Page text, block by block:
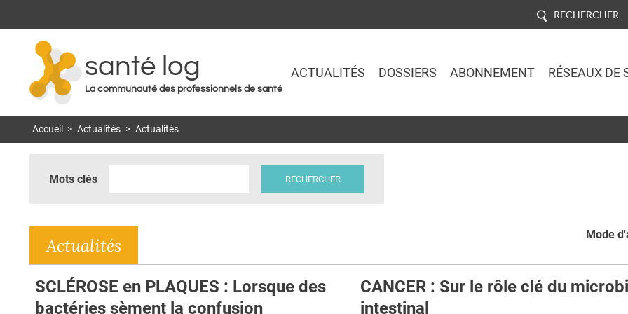
RECHERCHER
santé log
La communauté des professionnels de santé
ACTUALITÉS DOSSIERS ABONNEMENT RÉSEAUX DE
Accueil > Actualités > Actualités
Mots clés
Mode
Actualités
SCLÉROSE en PLAQUES : Lorsque des
bactéries sèment la confusion
CANCER : Sur le rôle clé du
intestinal